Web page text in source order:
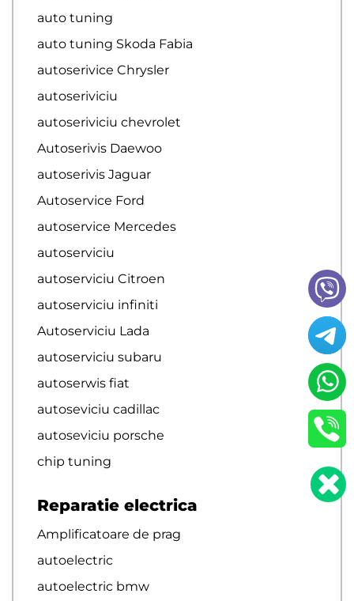
auto tuning
auto tuning Skoda Fabia
autoserivice Chrysler
autoseriviciu
autoseriviciu chevrolet
Autoserivis Daewoo
autoserivis Jaguar
Autoservice Ford
autoservice Mercedes
autoserviciu
autoserviciu Citroen
autoserviciu infiniti
Autoserviciu Lada
autoserviciu subaru
autoserwis fiat
autoseviciu cadillac
autoseviciu porsche
chip tuning
Reparatie electrica
Amplificatoare de prag
autoelectric
autoelectric bmw